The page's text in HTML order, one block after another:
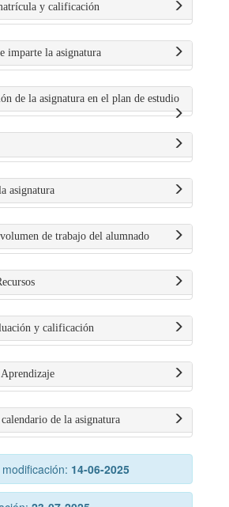
y calificación
imparte la asignatura
de la asignatura en el plan de estudio
asignatura
de trabajo del alumnado
y calificación
de la asignatura
14-06-2025